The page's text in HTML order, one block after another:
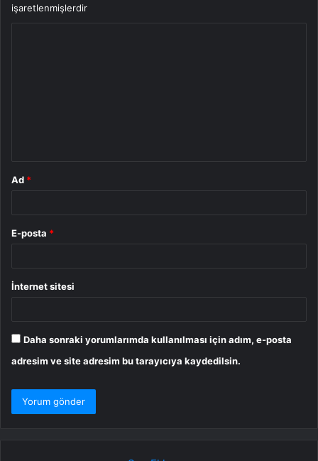
işaretlenmişlerdir
Ad *
E-posta *
İnternet sitesi
Daha sonraki yorumlarımda kullanılması için adım, e-posta
adresim ve site adresim bu tarayıcıya kaydedilsin.